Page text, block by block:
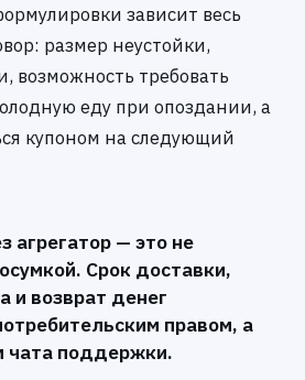
зависит весь
размер неустойки,
возможность требовать
еду при опоздании, а
купоном на следующий
агрегатор — это не
Срок доставки,
и возврат денег
правом, а
чата поддержки.